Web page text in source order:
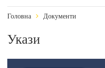
Головна Документи
Укази